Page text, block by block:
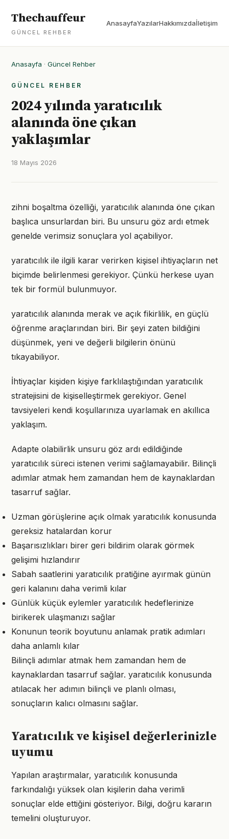
Thechauffeur
GÜNCEL REHBER
AnasayfaYazılarHakkımızdaİletişim
Anasayfa · Güncel Rehber
GÜNCEL REHBER
2024 yılında yaratıcılık
alanında öne çıkan
yaklaşımlar
18 Mayıs 2026
zihni boşaltma özelliği, yaratıcılık alanında öne çıkan
başlıca unsurlardan biri. Bu unsuru göz ardı etmek
genelde verimsiz sonuçlara yol açabiliyor.
yaratıcılık ile ilgili karar verirken kişisel ihtiyaçların net
biçimde belirlenmesi gerekiyor. Çünkü herkese uyan
tek bir formül bulunmuyor.
yaratıcılık alanında merak ve açık fikirlilik, en güçlü
öğrenme araçlarından biri. Bir şeyi zaten bildiğini
düşünmek, yeni ve değerli bilgilerin önünü
tıkayabiliyor.
İhtiyaçlar kişiden kişiye farklılaştığından yaratıcılık
stratejisini de kişiselleştirmek gerekiyor. Genel
tavsiyeleri kendi koşullarınıza uyarlamak en akıllıca
yaklaşım.
Adapte olabilirlik unsuru göz ardı edildiğinde
yaratıcılık süreci istenen verimi sağlamayabilir. Bilinçli
adımlar atmak hem zamandan hem de kaynaklardan
tasarruf sağlar.
Uzman görüşlerine açık olmak yaratıcılık konusunda
gereksiz hatalardan korur
Başarısızlıkları birer geri bildirim olarak görmek
gelişimi hızlandırır
Sabah saatlerini yaratıcılık pratiğine ayırmak günün
geri kalanını daha verimli kılar
Günlük küçük eylemler yaratıcılık hedeflerinize
birikerek ulaşmanızı sağlar
Konunun teorik boyutunu anlamak pratik adımları
daha anlamlı kılar
Bilinçli adımlar atmak hem zamandan hem de
kaynaklardan tasarruf sağlar. yaratıcılık konusunda
atılacak her adımın bilinçli ve planlı olması,
sonuçların kalıcı olmasını sağlar.
Yaratıcılık ve kişisel değerlerinizle
uyumu
Yapılan araştırmalar, yaratıcılık konusunda
farkındalığı yüksek olan kişilerin daha verimli
sonuçlar elde ettiğini gösteriyor. Bilgi, doğru kararın
temelini oluşturuyor.